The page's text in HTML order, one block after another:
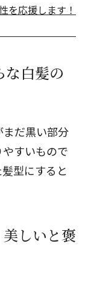
を応援します！
な白髪の
だ黒い部分
すいもので
型にすると
美しいと褒